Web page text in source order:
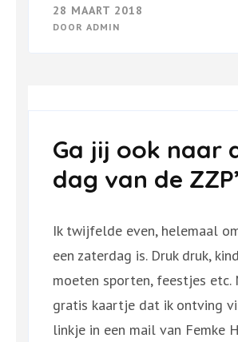
28 MAART 2018
DOOR ADMIN
Ga jij ook naar
dag van de
Ik twijfelde even, helemaal
een zaterdag is. Druk druk,
moeten sporten, feestjes etc.
gratis kaartje dat ik ontving
linkje in een mail van Femke